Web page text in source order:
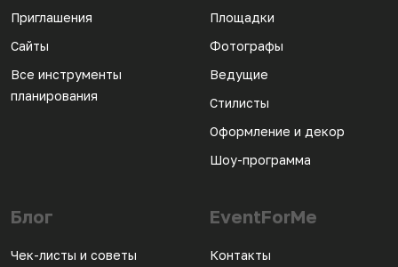
Приглашения
Сайты
Все инструменты
планирования
Площадки
Фотографы
Ведущие
Стилисты
Оформление и декор
Шоу-программа
Блог
Чек-листы и советы
EventForMe
Контакты